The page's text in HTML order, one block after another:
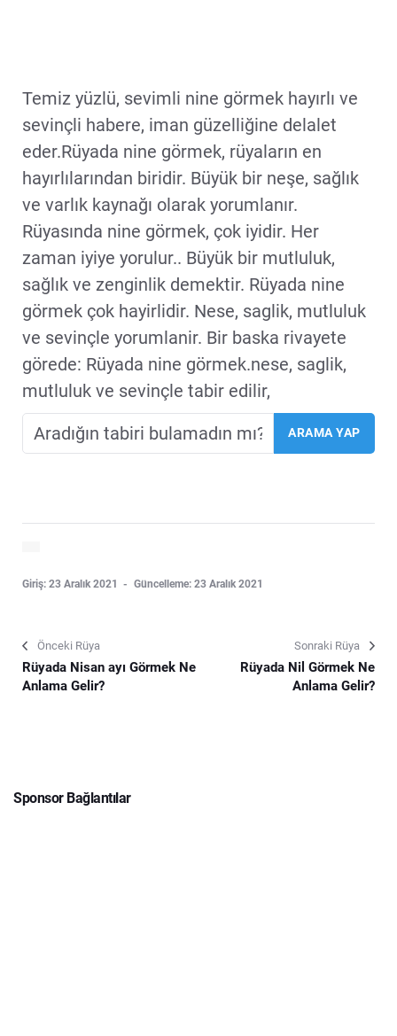
Temiz yüzlü, sevimli nine görmek hayırlı ve
sevinçli habere, iman güzelliğine delalet
eder.Rüyada nine görmek, rüyaların en
hayırlılarından biridir. Büyük bir neşe, sağlık
ve varlık kaynağı olarak yorumlanır.
Rüyasında nine görmek, çok iyidir. Her
zaman iyiye yorulur.. Büyük bir mutluluk,
sağlık ve zenginlik demektir. Rüyada nine
görmek çok hayirlidir. Nese, saglik, mutluluk
ve sevinçle yorumlanir. Bir baska rivayete
görede: Rüyada nine görmek.nese, saglik,
mutluluk ve sevinçle tabir edilir,
Giriş: 23 Aralık 2021 Güncelleme: 23 Aralık 2021
Önceki Rüya
Rüyada Nisan ayı Görmek Ne
Anlama Gelir?
Sonraki Rüya
Rüyada Nil Görmek Ne
Anlama Gelir?
Sponsor Bağlantılar